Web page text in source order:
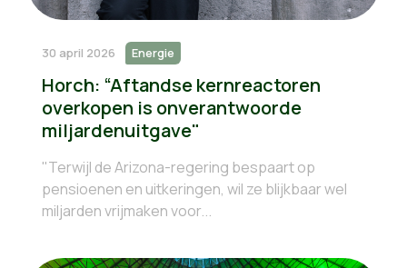
30 april 2026 Energie
Horch: “Aftandse kernreactoren
overkopen is onverantwoorde
miljardenuitgave"
"Terwijl de Arizona-regering bespaart op
pensioenen en uitkeringen, wil ze blijkbaar wel
miljarden vrijmaken voor...